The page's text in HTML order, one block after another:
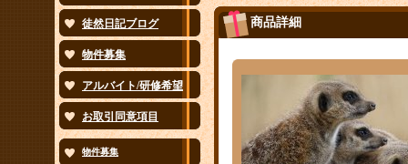
徒然日記ブログ
物件募集
アルバイト/研修希望
お取引同意項目
物件募集
商品詳細